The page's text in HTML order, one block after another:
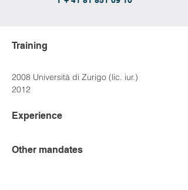
Training
2008 Università di Zurigo (lic. iur.)
2012
Experience
Other mandates